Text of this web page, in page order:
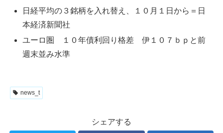
日経平均の３銘柄を入れ替え、１０月１日から＝日
本経済新聞社
ユーロ圏 １０年債利回り格差 伊１０７ｂｐと前
週末並み水準
news_t
シェアする